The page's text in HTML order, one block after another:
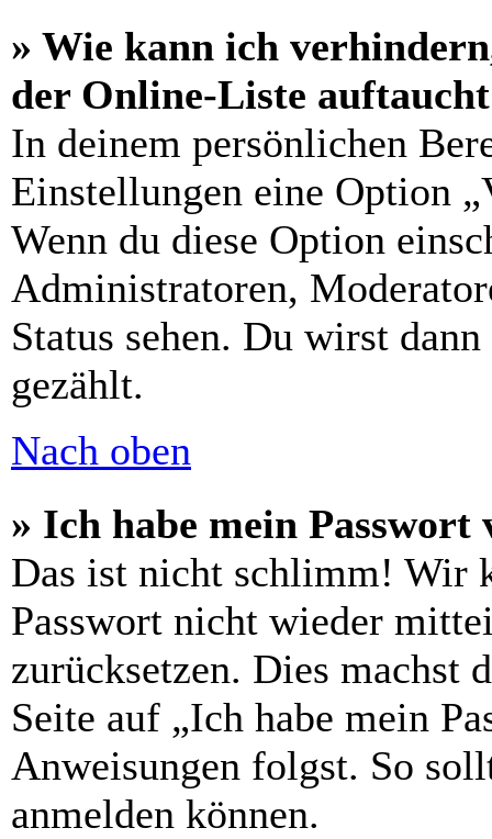
» Wie kann ich
der Online-Liste
In deinem persönlichen
Einstellungen eine Option
Wenn du diese Option
Administratoren,
Status sehen. Du wirst
gezählt.
Nach oben
» Ich habe mein Passwort
Das ist nicht schlimm! Wir
Passwort nicht wieder
zurücksetzen. Dies machst
Seite auf „Ich habe mein
Anweisungen folgst. So
anmelden können.